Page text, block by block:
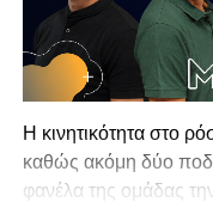
Η κινητικότητα στο
καθώς ακόμη δύο
φανέλα της ομάδας